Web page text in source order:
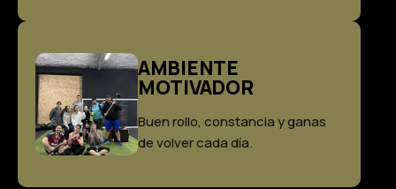
AMBIENTE
MOTIVADOR
Buen rollo, constancia y ganas
de volver cada día.